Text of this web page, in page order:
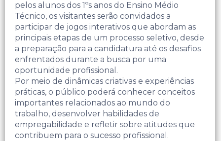
pelos alunos dos 1ºs anos do Ensino Médio
Técnico, os visitantes serão convidados a
participar de jogos interativos que abordam as
principais etapas de um processo seletivo, desde
a preparação para a candidatura até os desafios
enfrentados durante a busca por uma
oportunidade profissional.
Por meio de dinâmicas criativas e experiências
práticas, o público poderá conhecer conceitos
importantes relacionados ao mundo do
trabalho, desenvolver habilidades de
empregabilidade e refletir sobre atitudes que
contribuem para o sucesso profissional.